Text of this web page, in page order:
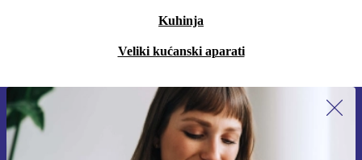
Kuhinja
Veliki kućanski aparati
Prijavi se na newsletter!
Nikad više ne propusti ponudu.